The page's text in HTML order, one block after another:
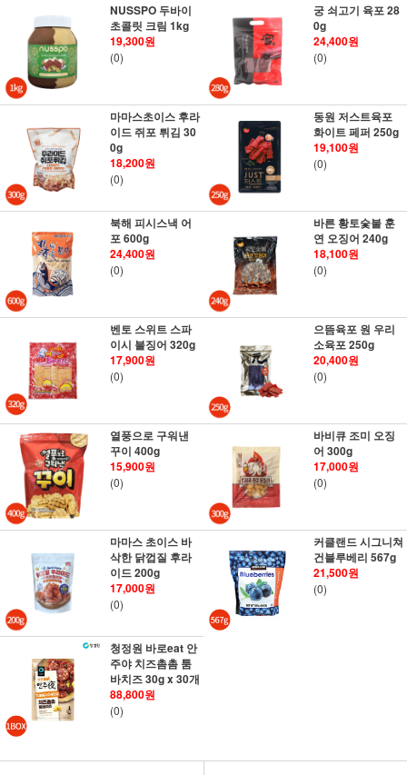
NUSSPO 두바이
초콜릿 크림 1kg
19,300원
(0)
궁 쇠고기 육포 28
0g
24,400원
(0)
마마스초이스 후라
이드 쥐포 튀김 30
0g
18,200원
(0)
동원 저스트육포
화이트 페퍼 250g
19,100원
(0)
북해 피시스낵 어
포 600g
24,400원
(0)
바른 황토숯불 훈
연 오징어 240g
18,100원
(0)
벤토 스위트 스파
이시 불징어 320g
17,900원
(0)
으뜸육포 원 우리
소육포 250g
20,400원
(0)
열풍으로 구워낸
꾸이 400g
15,900원
(0)
바비큐 조미 오징
어 300g
17,000원
(0)
마마스 초이스 바
삭한 닭껍질 후라
이드 200g
17,000원
(0)
커클랜드 시그니쳐
건블루베리 567g
21,500원
(0)
청정원 바로eat 안
주야 치즈촘촘 툼
바치즈 30g x 30개
88,800원
(0)